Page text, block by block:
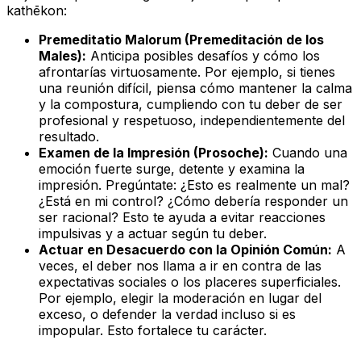
kathēkon:
Premeditatio Malorum (Premeditación de los
Males): Anticipa posibles desafíos y cómo los
afrontarías virtuosamente. Por ejemplo, si tienes
una reunión difícil, piensa cómo mantener la calma
y la compostura, cumpliendo con tu deber de ser
profesional y respetuoso, independientemente del
resultado.
Examen de la Impresión (Prosoche): Cuando una
emoción fuerte surge, detente y examina la
impresión. Pregúntate: ¿Esto es realmente un mal?
¿Está en mi control? ¿Cómo debería responder un
ser racional? Esto te ayuda a evitar reacciones
impulsivas y a actuar según tu deber.
Actuar en Desacuerdo con la Opinión Común: A
veces, el deber nos llama a ir en contra de las
expectativas sociales o los placeres superficiales.
Por ejemplo, elegir la moderación en lugar del
exceso, o defender la verdad incluso si es
impopular. Esto fortalece tu carácter.